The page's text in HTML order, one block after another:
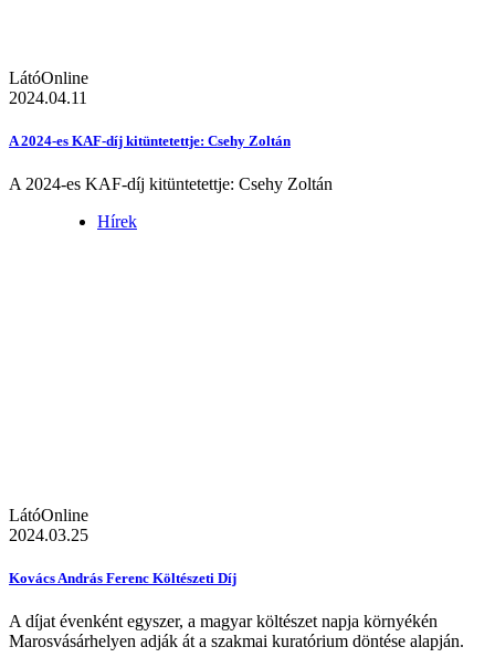
LátóOnline
2024.04.11
A 2024-es KAF-díj kitüntetettje: Csehy Zoltán
A 2024-es KAF-díj kitüntetettje: Csehy Zoltán
Hírek
LátóOnline
2024.03.25
Kovács András Ferenc Költészeti Díj
A díjat évenként egyszer, a magyar költészet napja környékén
Marosvásárhelyen adják át a szakmai kuratórium döntése alapján.